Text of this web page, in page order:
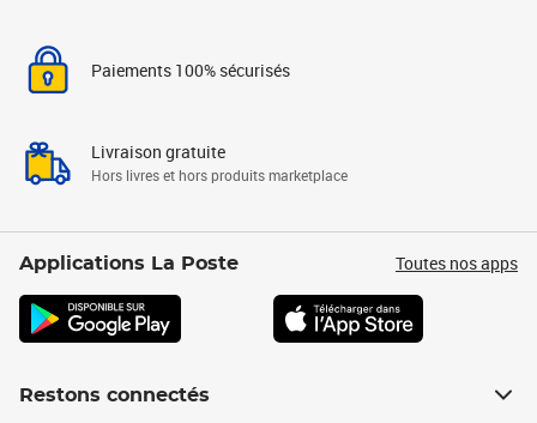
Paiements 100% sécurisés
Livraison gratuite
Hors livres et hors produits marketplace
Applications La Poste Toutes nos apps
Restons connectés